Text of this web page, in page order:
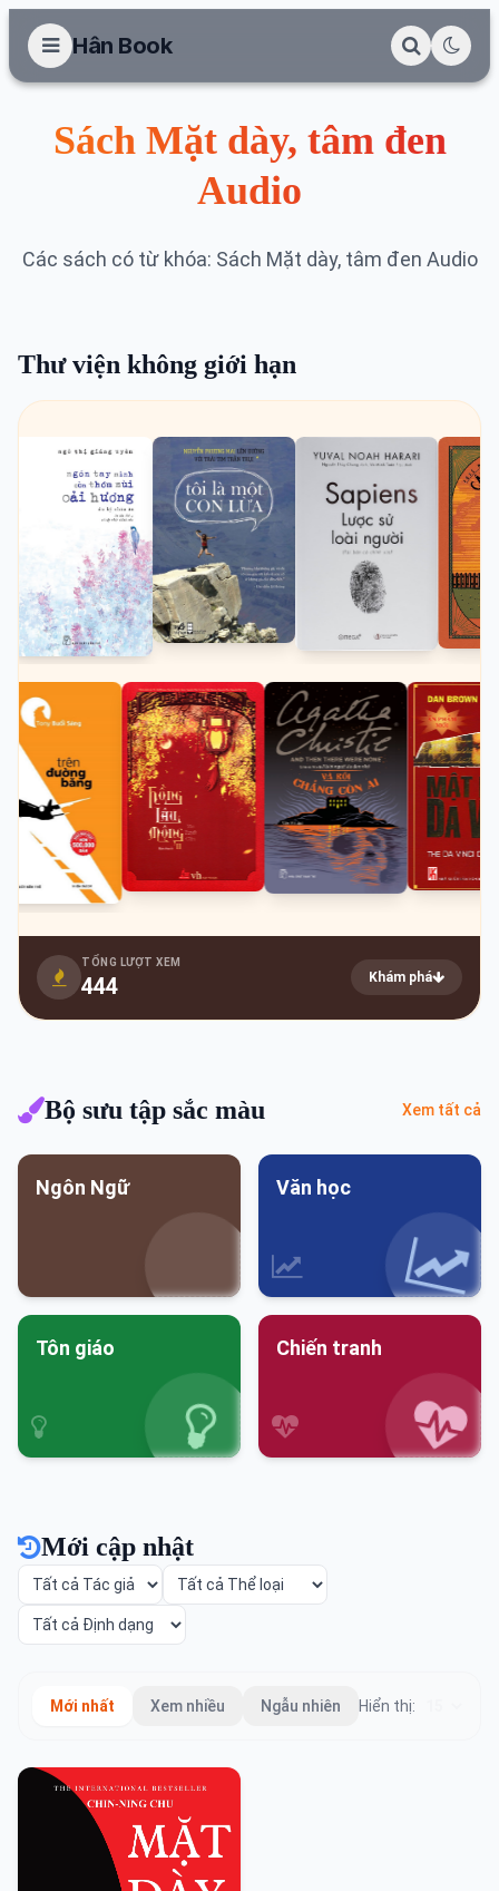
Hân Book
Sách Mặt dày, tâm đen
Audio
Các sách có từ khóa: Sách Mặt dày, tâm đen Audio
Thư viện không giới hạn
TỔNG LƯỢT XEM
444 Khám phá
Bộ sưu tập sắc màu Xem tất cả
Ngôn Ngữ Văn học
Tôn giáo Chiến tranh
Mới cập nhật
Mới nhất Xem nhiều Ngẫu nhiên Hiển thị: